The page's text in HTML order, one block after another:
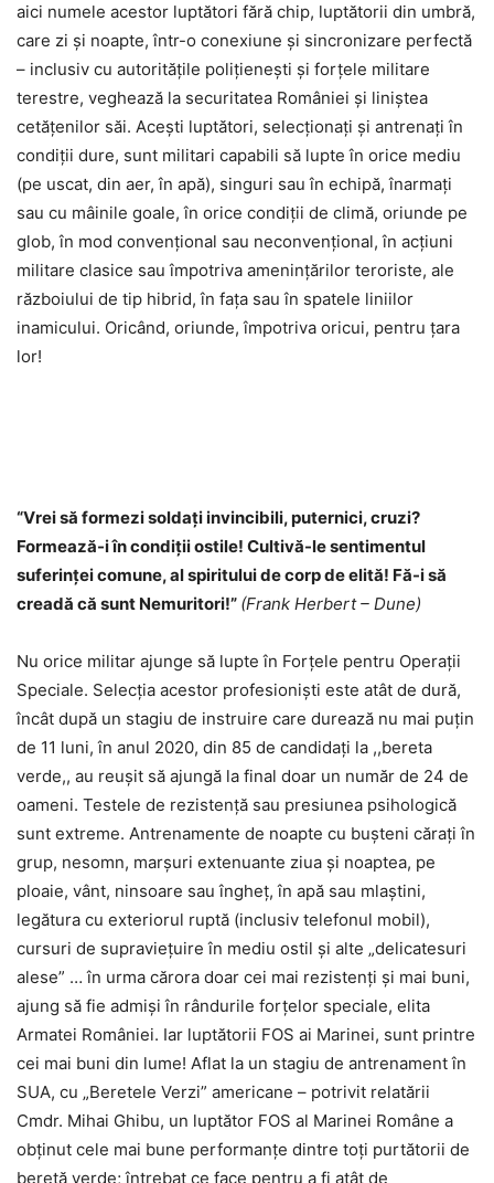
aici numele acestor luptători fără chip, luptătorii din umbră,
care zi și noapte, într-o conexiune și sincronizare perfectă
– inclusiv cu autoritățile polițienești și forțele militare
terestre, veghează la securitatea României și liniștea
cetățenilor săi. Acești luptători, selecționați și antrenați în
condiții dure, sunt militari capabili să lupte în orice mediu
(pe uscat, din aer, în apă), singuri sau în echipă, înarmați
sau cu mâinile goale, în orice condiții de climă, oriunde pe
glob, în mod convențional sau neconvențional, în acțiuni
militare clasice sau împotriva amenințărilor teroriste, ale
războiului de tip hibrid, în fața sau în spatele liniilor
inamicului. Oricând, oriunde, împotriva oricui, pentru țara
lor!
“Vrei să formezi soldați invincibili, puternici, cruzi?
Formează-i în condiții ostile! Cultivă-le sentimentul
suferinței comune, al spiritului de corp de elită! Fă-i să
creadă că sunt Nemuritori!” (Frank Herbert – Dune)
Nu orice militar ajunge să lupte în Forțele pentru Operații
Speciale. Selecția acestor profesioniști este atât de dură,
încât după un stagiu de instruire care durează nu mai puțin
de 11 luni, în anul 2020, din 85 de candidați la ,,bereta
verde,, au reușit să ajungă la final doar un număr de 24 de
oameni. Testele de rezistență sau presiunea psihologică
sunt extreme. Antrenamente de noapte cu bușteni cărați în
grup, nesomn, marșuri extenuante ziua și noaptea, pe
ploaie, vânt, ninsoare sau îngheț, în apă sau mlaștini,
legătura cu exteriorul ruptă (inclusiv telefonul mobil),
cursuri de supraviețuire în mediu ostil și alte „delicatesuri
alese” … în urma cărora doar cei mai rezistenți și mai buni,
ajung să fie admiși în rândurile forțelor speciale, elita
Armatei României. Iar luptătorii FOS ai Marinei, sunt printre
cei mai buni din lume! Aflat la un stagiu de antrenament în
SUA, cu „Beretele Verzi” americane – potrivit relatării
Cmdr. Mihai Ghibu, un luptător FOS al Marinei Române a
obținut cele mai bune performanțe dintre toți purtătorii de
beretă verde; întrebat ce face pentru a fi atât de